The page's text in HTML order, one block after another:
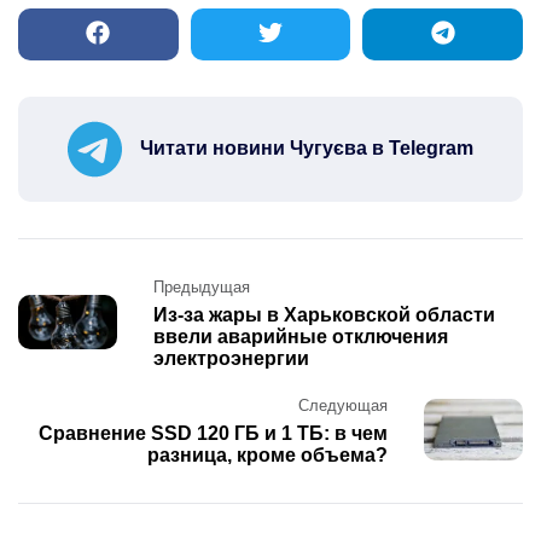
Читати новини Чугуєва в Telegram
Post
navigation
Предыдущая
Из-за жары в Харьковской области
ввели аварийные отключения
электроэнергии
Следующая
Сравнение SSD 120 ГБ и 1 ТБ: в чем
разница, кроме объема?